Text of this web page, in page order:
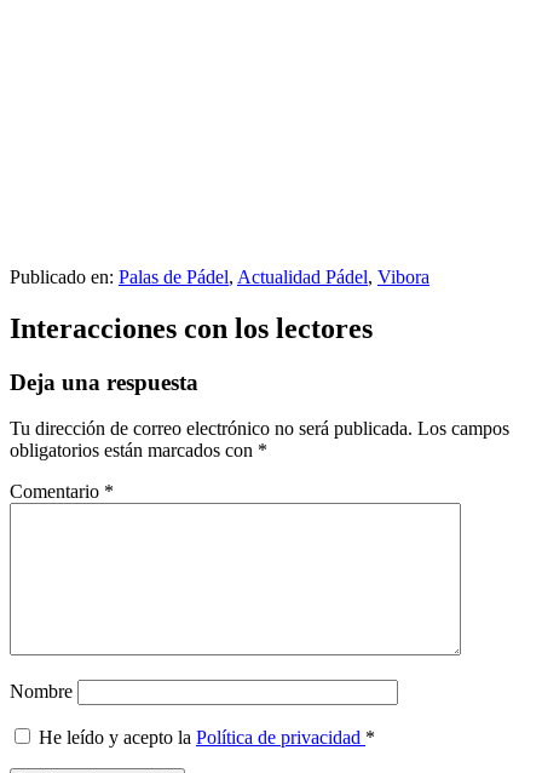
Publicado en: Palas de Pádel, Actualidad Pádel, Vibora
Interacciones con los lectores
Deja una respuesta
Tu dirección de correo electrónico no será publicada. Los campos
obligatorios están marcados con *
Comentario *
Nombre
He leído y acepto la Política de privacidad *